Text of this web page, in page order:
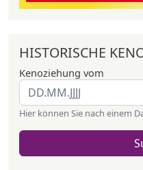
HISTORISCHE
Kenoziehung vom
Hier können Sie nach einem